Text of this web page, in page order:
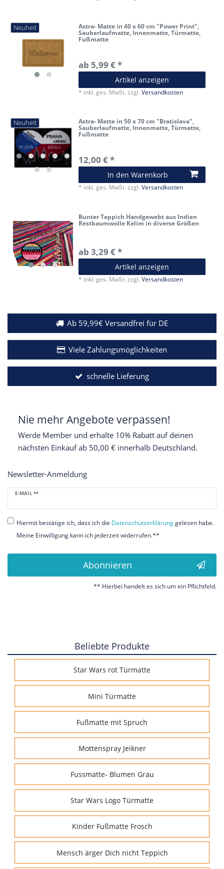
Neuheit Astra- Matte in 40 x 60 cm "Power Print",
Sauberlaufmatte, Innenmatte, Türmatte,
Fußmatte
ab 5,99 € *
Artikel anzeigen
* inkl. ges. MwSt. zzgl.Versandkosten
Neuheit Astra- Matte in 50 x 70 cm "Bratislava",
Sauberlaufmatte, Innenmatte, Türmatte,
Fußmatte
12,00 € *
In den Warenkorb
* inkl. ges. MwSt. zzgl.Versandkosten
Bunter Teppich Handgewebt aus Indien
Restbaumwolle Kelim in diverse Größen
ab 3,29 € *
Artikel anzeigen
* inkl. ges. MwSt. zzgl.Versandkosten
Ab 59,99€ Versandfrei für DE
Viele Zahlungsmöglichkeiten
schnelle Lieferung
Nie mehr Angebote verpassen!
Werde Member und erhalte 10% Rabatt auf deinen
nächsten Einkauf ab 50,00 € innerhalb Deutschland.
Newsletter-Anmeldung
E-MAIL **
Newsletter
Hiermit bestätige ich, dass ich die Daten­schutz­erklärunggelesen habe.
Meine Einwilligung kann ich jederzeit widerrufen.**
Abonnieren
** Hierbei handelt es sich um ein Pflichtfeld.
Beliebte Produkte
Star Wars rot Türmatte
Mini Türmatte
Fußmatte mit Spruch
Mottenspray Jeikner
Fussmatte- Blumen Grau
Star Wars Logo Türmatte
Kinder Fußmatte Frosch
Mensch ärger Dich nicht Teppich